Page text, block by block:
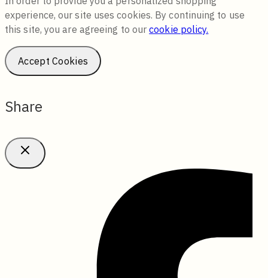
experience, our site uses cookies. By continuing to use
this site, you are agreeing to ourcookie policy.
Accept Cookies
Share